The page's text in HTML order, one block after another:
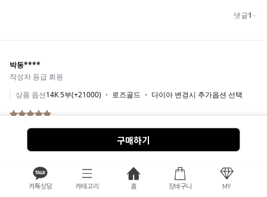
카톡상담 카테고리 홈 장바구니 MY
구매하기